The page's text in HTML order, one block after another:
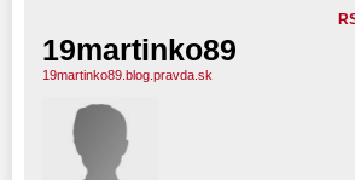
19martinko89
19martinko89.blog.pravda.sk